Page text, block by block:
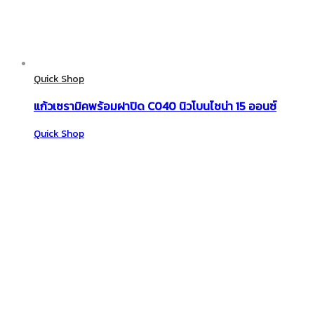
Quick Shop
แก้วเซรามิคพร้อมฝาปิด C040 นิวโบนไชน่า 15 ออนซ์
Quick Shop